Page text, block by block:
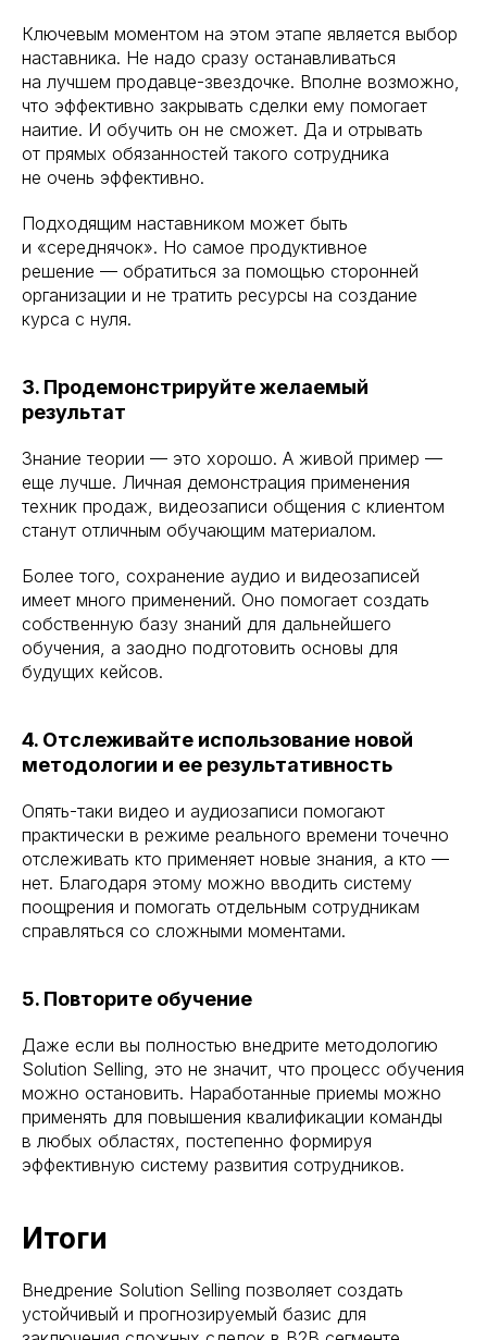
Ключевым моментом на этом этапе является выбор
наставника. Не надо сразу останавливаться
на лучшем продавце-звездочке. Вполне возможно,
что эффективно закрывать сделки ему помогает
наитие. И обучить он не сможет. Да и отрывать
от прямых обязанностей такого сотрудника
не очень эффективно.
Подходящим наставником может быть
и «середнячок». Но самое продуктивное
решение — обратиться за помощью сторонней
организации и не тратить ресурсы на создание
курса с нуля.
3. Продемонстрируйте желаемый
результат
Знание теории — это хорошо. А живой пример —
еще лучше. Личная демонстрация применения
техник продаж, видеозаписи общения с клиентом
станут отличным обучающим материалом.
Более того, сохранение аудио и видеозаписей
имеет много применений. Оно помогает создать
собственную базу знаний для дальнейшего
обучения, а заодно подготовить основы для
будущих кейсов.
4. Отслеживайте использование новой
методологии и ее результативность
Опять-таки видео и аудиозаписи помогают
практически в режиме реального времени точечно
отслеживать кто применяет новые знания, а кто —
нет. Благодаря этому можно вводить систему
поощрения и помогать отдельным сотрудникам
справляться со сложными моментами.
5. Повторите обучение
Даже если вы полностью внедрите методологию
Solution Selling, это не значит, что процесс обучения
можно остановить. Наработанные приемы можно
применять для повышения квалификации команды
в любых областях, постепенно формируя
эффективную систему развития сотрудников.
Итоги
Внедрение Solution Selling позволяет создать
устойчивый и прогнозируемый базис для